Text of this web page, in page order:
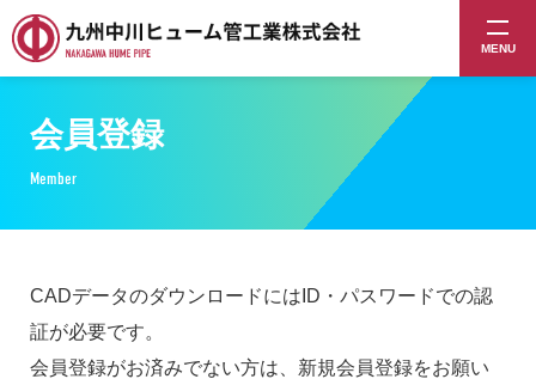
MENU
会員登録
Member
CADデータのダウンロードにはID・パスワードでの認
証が必要です。
会員登録がお済みでない方は、新規会員登録をお願い